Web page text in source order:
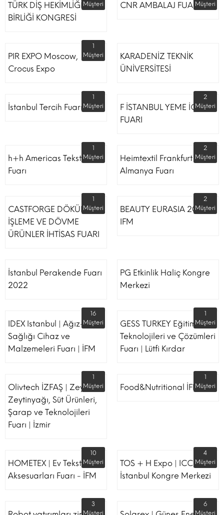
TÜRK DİŞ HEKİMLİĞİ
BİRLİĞİ KONGRESİ
Müşteri CNR AMBALAJ FUARIMüşteri
PIR EXPO Moscow,
Crocus Expo
1
Müşteri
KARADENİZ TEKNİK
ÜNİVERSİTESİ
İstanbul Tercih Fuarı
1
Müşteri
F İSTANBUL YEME İÇME
FUARI
2
Müşteri
h+h Americas Tekstil
Fuarı
1
Müşteri
Heimtextil Frankfurt
Almanya Fuarı
2
Müşteri
CASTFORGE DÖKÜM,
İŞLEME VE DÖVME
ÜRÜNLER İHTİSAS FUARI
1
Müşteri
BEAUTY EURASIA 2022
IFM
2
Müşteri
İstanbul Perakende Fuarı
2022
PG Etkinlik Haliç Kongre
Merkezi
IDEX Istanbul | Ağız-Diş
Sağlığı Cihaz ve
Malzemeleri Fuarı | İFM
16
Müşteri
GESS TURKEY Eğitim
Teknolojileri ve Çözümleri
Fuarı | Lütfi Kırdar
1
Müşteri
Olivtech İZFAŞ | Zeytin,
Zeytinyağı, Süt Ürünleri,
Şarap ve Teknolojileri
Fuarı | İzmir
1
Müşteri
Food&Nutritional İFM
1
Müşteri
HOMETEX | Ev Tekstili Ve
Aksesuarları Fuarı - İFM
10
Müşteri
TOS + H Expo | ICC -
İstanbul Kongre Merkezi
4
Müşteri
3
Müşteri
6
Müşteri